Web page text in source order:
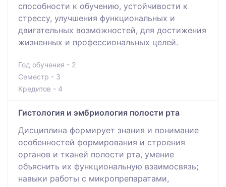
способности к обучению, устойчивости к
стрессу, улучшения функциональных и
двигательных возможностей, для достижения
жизненных и профессиональных целей.
Год обучения - 2
Семестр - 3
Кредитов - 4
Гистология и эмбриология полости рта
Дисциплина формирует знания и понимание
особенностей формирования и строения
органов и тканей полости рта, умение
объяснить их функциональную взаимосвязь;
навыки работы с микропрепаратами,